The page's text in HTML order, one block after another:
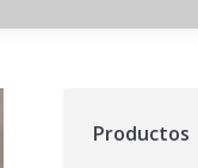
Productos